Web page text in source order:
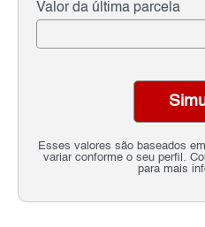
Valor da última parcela
Esses valores são baseados
variar conforme o seu perfil.
para mais